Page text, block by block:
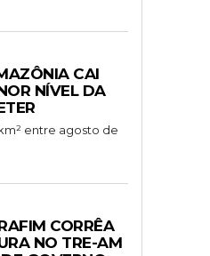
CAI
NÍVEL DA
entre agosto de
CORRÊA
NO TRE-AM